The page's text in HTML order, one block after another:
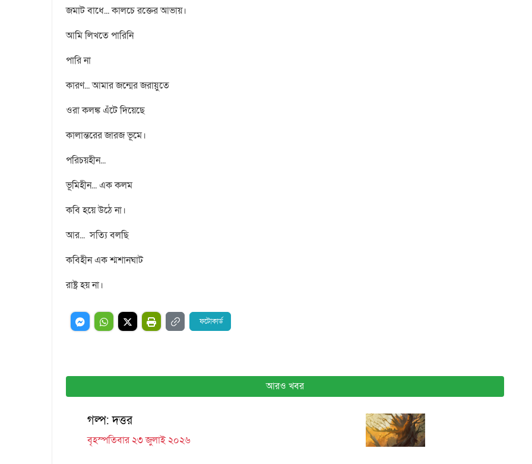
জমাট বাধে... কালচে রক্তের আভায়।
আমি লিখতে পারিনি
পারি না
কারণ... আমার জন্মের জরায়ুতে
ওরা কলঙ্ক এঁটে দিয়েছে
কালান্তরের জারজ ভূমে।
পরিচয়হীন...
ভূমিহীন... এক কলম
কবি হয়ে উঠে না।
আর... সত্যি বলছি
কবিহীন এক শ্মশানঘাট
রাষ্ট্র হয় না।
ফটোকার্ড
আরও খবর
গল্প: দত্তর
বৃহস্পতিবার ২৩ জুলাই ২০২৬